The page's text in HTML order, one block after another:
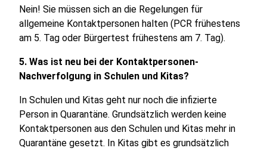
Nein! Sie müssen sich an die Regelungen für
allgemeine Kontaktpersonen halten (PCR frühestens
am 5. Tag oder Bürgertest frühestens am 7. Tag).
5. Was ist neu bei der Kontaktpersonen-
Nachverfolgung in Schulen und Kitas?
In Schulen und Kitas geht nur noch die infizierte
Person in Quarantäne. Grundsätzlich werden keine
Kontaktpersonen aus den Schulen und Kitas mehr in
Quarantäne gesetzt. In Kitas gibt es grundsätzlich